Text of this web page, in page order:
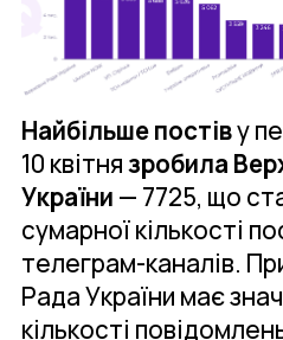
Найбільше постіву
10 квітнязробила
України — 7725, що
сумарної кількості
телеграм-каналів.
Рада України має
кількості